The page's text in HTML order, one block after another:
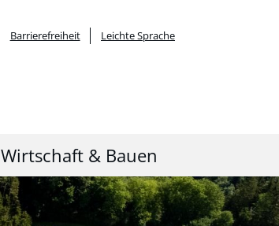
Barrierefreiheit Leichte Sprache
Wirtschaft & Bauen